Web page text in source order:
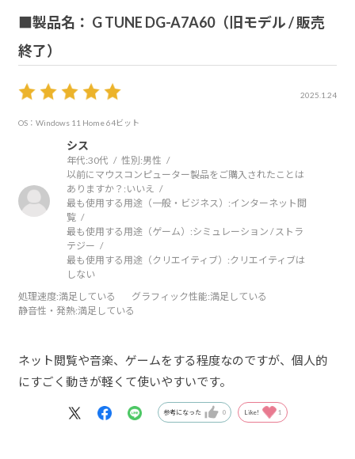
■製品名： G TUNE DG-A7A60（旧モデル / 販売
終了）
2025.1.24
OS：Windows 11 Home 64ビット
シス
年代:30代 性別:男性
以前にマウスコンピューター製品をご購入されたことは
ありますか？: いいえ
最も使用する用途（一般・ビジネス）:インターネット閲
覧
最も使用する用途（ゲーム）:シミュレーション / ストラ
テジー
最も使用する用途（クリエイティブ）:クリエイティブは
しない
処理速度:満足している グラフィック性能:満足している
静音性・発熱:満足している
ネット閲覧や音楽、ゲームをする程度なのですが、個人的
にすごく動きが軽くて使いやすいです。
参考になった 0 Like! 1